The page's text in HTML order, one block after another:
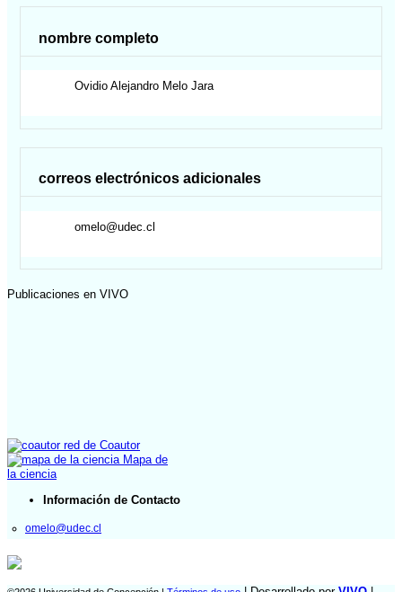
nombre completo
Ovidio Alejandro Melo Jara
correos electrónicos adicionales
omelo@udec.cl
Publicaciones en VIVO
red de Coautor
Mapa de
la ciencia
Información de Contacto
omelo@udec.cl